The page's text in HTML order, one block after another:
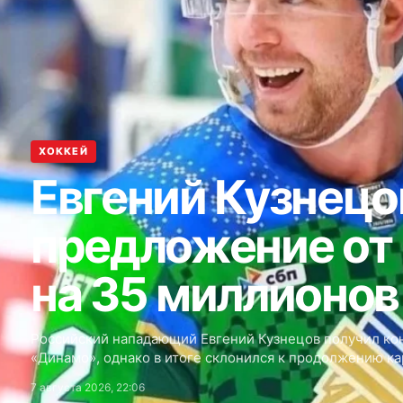
ХОККЕЙ
Евгений
предложение
на 35
Российский нападающий Евгений Кузнецов получил
«Динамо», однако в итоге склонился к продолжению
7 августа 2026, 22:06